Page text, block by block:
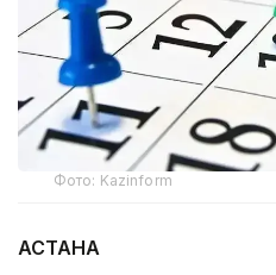
Фото: Kazinform
АСТАНА